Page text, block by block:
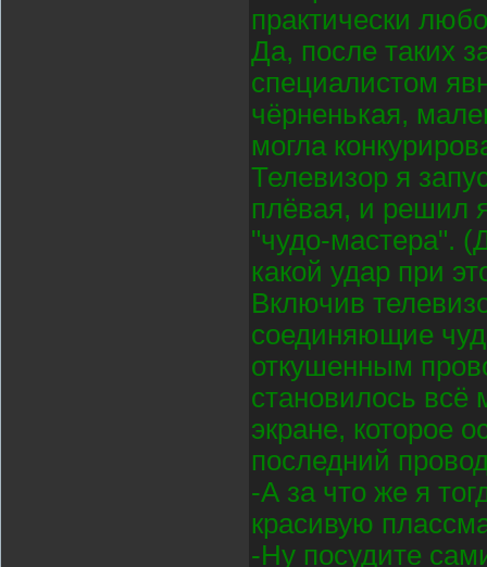
практически
Да, после таких
специалистом
чёрненькая,
могла
Телевизор я
плёвая, и решил
"чудо-мастера".
какой удар при
Включив
соединяющие
откушенным
становилось
экране, которое
последний
-А за что же я
красивую
-Ну посудите